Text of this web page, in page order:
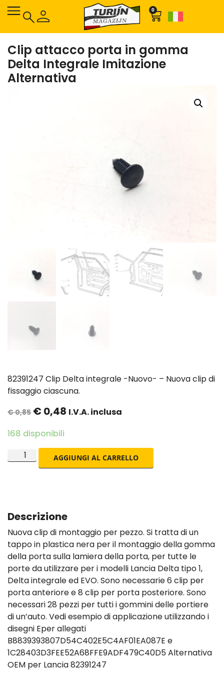
0
Clip attacco porta in gomma
Delta Integrale Imitazione
Alternativa
82391247 Clip Delta integrale -Nuovo- – Nuova clip di
fissaggio ciascuna.
€0,85 € 0,48 I.V.A. inclusa
168 disponibili
AGGIUNGI AL CARRELLO
Descrizione
Nuova clip di montaggio per pezzo. Si tratta di un
tappo in plastica nera per il montaggio della gomma
della porta sulla lamiera della porta, per tutte le
porte da utilizzare per i modelli Lancia Delta tipo 1,
Delta integrale ed EVO. Sono necessarie 6 clip per
porta anteriore e 8 clip per porta posteriore. Sono
necessari 28 pezzi per tutti i gommini delle portiere
di un’auto. Vedi esempio di applicazione utilizzando i
disegni Eper allegati
B8839393807D54C402E5C4AF01EA087E e
1C28403D3FEE52A68FFE9ADF479C40D5 Alternativa
OEM per Lancia82391247